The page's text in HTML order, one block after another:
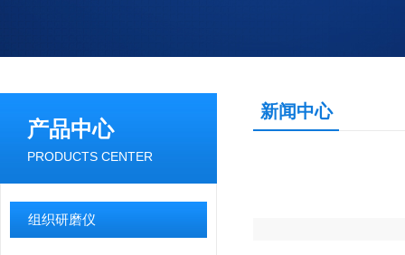
产品中心
PRODUCTS CENTER
组织研磨仪
新闻中心